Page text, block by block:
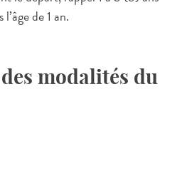
de 1 an.
modalités du